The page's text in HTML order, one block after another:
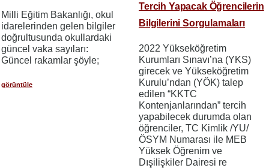
Milli Eğitim Bakanlığı, okul
idarelerinden gelen bilgiler
doğrultusunda okullardaki
güncel vaka sayıları:
Güncel rakamlar şöyle;
görüntüle
Tercih Yapacak Öğrencilerin
Bilgilerini Sorgulamaları
2022 Yükseköğretim
Kurumları Sınavı’na (YKS)
girecek ve Yükseköğretim
Kurulu’ndan (YÖK) talep
edilen “KKTC
Kontenjanlarından” tercih
yapabilecek durumda olan
öğrenciler, TC Kimlik /YU/
ÖSYM Numarası ile MEB
Yüksek Öğrenim ve
Dışilişkiler Dairesi re